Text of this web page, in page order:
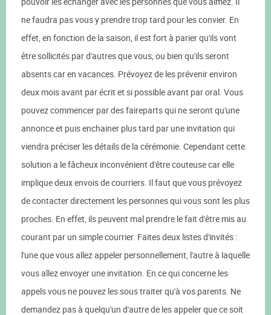
ne faudra pas vous y prendre trop tard pour les convier. En
effet, en fonction de la saison, il est fort à parier qu'ils vont
être sollicités par d'autres que vous, ou bien qu'ils seront
absents car en vacances. Prévoyez de les prévenir environ
deux mois avant par écrit et si possible avant par oral. Vous
pouvez commencer par des faireparts qui ne seront qu'une
annonce et puis enchainer plus tard par une invitation qui
viendra préciser les détails de la cérémonie. Cependant cette
solution a le fâcheux inconvénient d'être couteuse car elle
implique deux envois de courriers. Il faut que vous prévoyez
de contacter directement les personnes qui vous sont les plus
proches. En effet, ils peuvent mal prendre le fait d'être mis au
courant par un simple courrier. Faites deux listes d'invités :
l'une que vous allez appeler personnellement, l'autre à laquelle
vous allez envoyer une invitation. En ce qui concerne les
appels vous ne pouvez les sous traiter qu'à vos parents. Ne
demandez pas à quelqu'un d'autre de les appeler que ce soit